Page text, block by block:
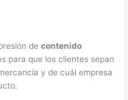
decontenido
para que los clientes sepan
y de cuál empresa